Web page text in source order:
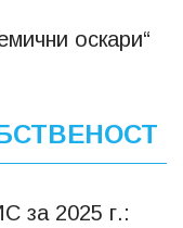
оскари“
за 2025 г.: